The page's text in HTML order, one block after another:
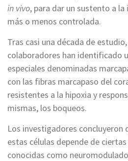
in vivo, para dar un sustento a
más o menos controlada.
Tras casi una década de
colaboradores han identificado
especiales denominadas
con las fibras marcapaso del
resistentes a la hipoxia y
mismas, los boqueos.
Los investigadores concluyeron
estas células depende de
conocidas como